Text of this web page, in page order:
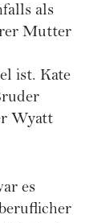
als
Mutter
ist. Kate
Wyatt
es